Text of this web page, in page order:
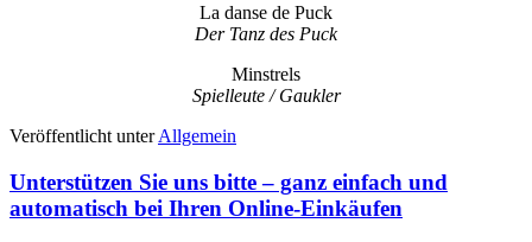
La danse de Puck
Der Tanz des Puck
Minstrels
Spielleute / Gaukler
Veröffentlicht unter Allgemein
Unterstützen Sie uns bitte – ganz einfach und
automatisch bei Ihren Online-Einkäufen